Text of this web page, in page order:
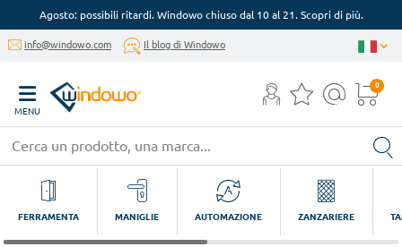
Agosto: possibili ritardi. Windowo chiuso dal 10 al 21. Scopri di più.
info@windowo.com Il blog di Windowo
MENU
0
FERRAMENTA MANIGLIE AUTOMAZIONE ZANZARIERE